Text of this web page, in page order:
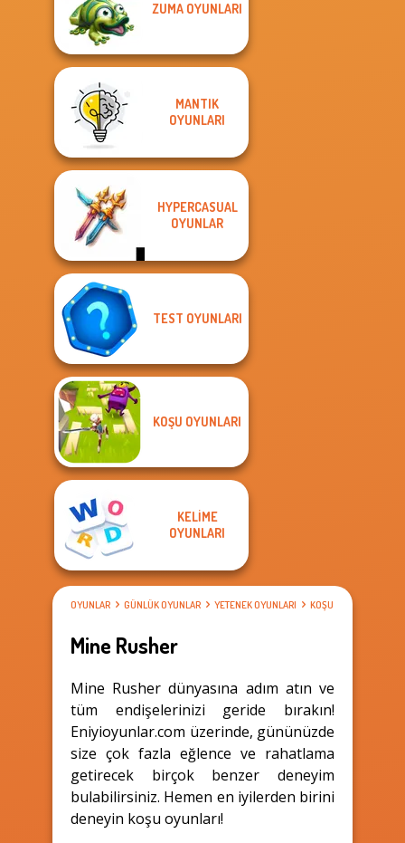
ZUMA OYUNLARI
MANTIK
OYUNLARI
HYPERCASUAL
OYUNLAR
TEST OYUNLARI
KOŞU OYUNLARI
KELIME
OYUNLARI
OYUNLAR GÜNLÜK OYUNLAR YETENEK OYUNLARI KOŞU OYUNLARI
Mine Rusher
Mine Rusher dünyasına adım atın ve
tüm endişelerinizi geride bırakın!
Eniyioyunlar.com üzerinde, gününüzde
size çok fazla eğlence ve rahatlama
getirecek birçok benzer deneyim
bulabilirsiniz. Hemen en iyilerden birini
deneyin koşu oyunları!